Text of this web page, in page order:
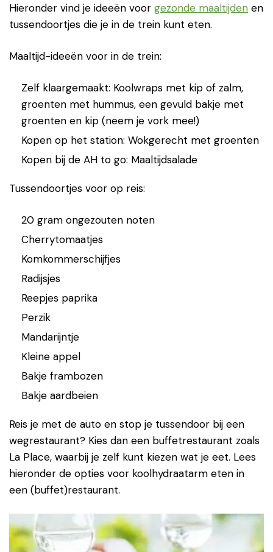
Hieronder vind je ideeën voor gezonde maaltijden en
tussendoortjes die je in de trein kunt eten.
Maaltijd-ideeën voor in de trein:
Zelf klaargemaakt: Koolwraps met kip of zalm,
groenten met hummus, een gevuld bakje met
groenten en kip (neem je vork mee!)
Kopen op het station: Wokgerecht met groenten
Kopen bij de AH to go: Maaltijdsalade
Tussendoortjes voor op reis:
20 gram ongezouten noten
Cherrytomaatjes
Komkommerschijfjes
Radijsjes
Reepjes paprika
Perzik
Mandarijntje
Kleine appel
Bakje frambozen
Bakje aardbeien
Reis je met de auto en stop je tussendoor bij een
wegrestaurant? Kies dan een buffetrestaurant zoals
La Place, waarbij je zelf kunt kiezen wat je eet. Lees
hieronder de opties voor koolhydraatarm eten in
een (buffet)restaurant.